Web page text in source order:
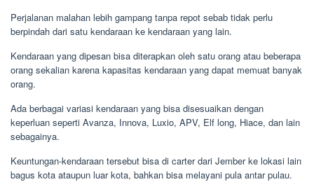
Perjalanan malahan lebih gampang tanpa repot sebab tidak perlu
berpindah dari satu kendaraan ke kendaraan yang lain.
Kendaraan yang dipesan bisa diterapkan oleh satu orang atau beberapa
orang sekalian karena kapasitas kendaraan yang dapat memuat banyak
orang.
Ada berbagai variasi kendaraan yang bisa disesuaikan dengan
keperluan seperti Avanza, Innova, Luxio, APV, Elf long, Hiace, dan lain
sebagainya.
Keuntungan-kendaraan tersebut bisa di carter dari Jember ke lokasi lain
bagus kota ataupun luar kota, bahkan bisa melayani pula antar pulau.